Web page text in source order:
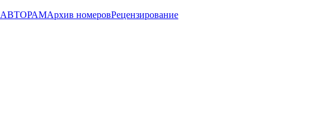
АВТОРАМАрхив номеровРецензирование